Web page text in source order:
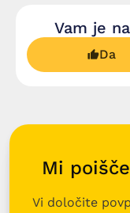
Vam je
Da
Mi
Vi določite